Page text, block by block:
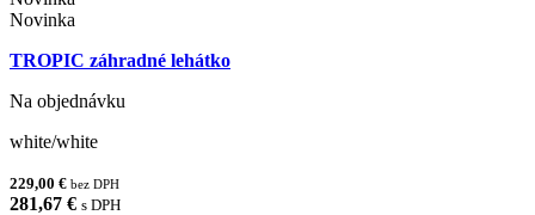
Novinka
TROPIC záhradné lehátko
Na objednávku
white/white
229,00 € bez DPH
281,67 € s DPH